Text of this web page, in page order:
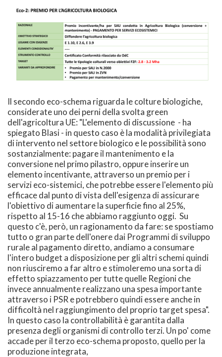
Il secondo eco-schema riguarda le colture biologiche,
considerate uno dei perni della svolta green
dell'agricoltura UE: "L'elemento di discussione - ha
spiegato Blasi - in questo caso è la modalità privilegiata
di intervento nel settore biologico e le possibilità sono
sostanzialmente: pagare il mantenimento e la
conversione nel primo pilastro, oppure inserire un
elemento incentivante, attraverso un premio per i
servizi eco-sistemici, che potrebbe essere l'elemento più
efficace dal punto di vista dell'esigenza di assicurare
l'obiettivo di aumentare la superficie fino al 25%,
rispetto al 15-16 che abbiamo raggiunto oggi. Su
questo c'è, però, un ragionamento da fare: se spostiamo
tutto o gran parte dell'onere dai Programmi di sviluppo
rurale al pagamento diretto, andiamo a consumare
l'intero budget a disposizione per gli altri schemi quindi
non riusciremo a far altro e stimoleremo una sorta di
effetto spiazzamento per tutte quelle Regioni che
invece annualmente realizzano una spesa importante
attraverso i PSR e potrebbero quindi essere anche in
difficoltà nel raggiungimento del proprio target spesa".
In questo caso la controllabilità è garantita dalla
presenza degli organismi di controllo terzi. Un po' come
accade per il terzo eco-schema proposto, quello per la
produzione integrata,